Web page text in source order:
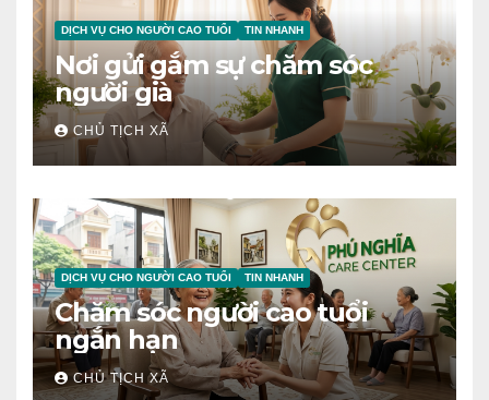
DỊCH VỤ CHO NGƯỜI CAO TUỔI TIN NHANH
Nơi gửi gắm sự chăm sóc
người già
CHỦ TỊCH XÃ
DỊCH VỤ CHO NGƯỜI CAO TUỔI TIN NHANH
Chăm sóc người cao tuổi
ngắn hạn
CHỦ TỊCH XÃ